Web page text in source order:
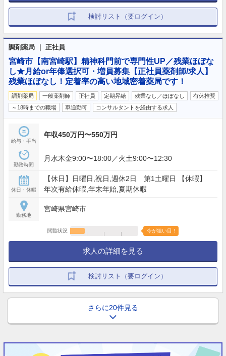
検討リスト（要ログイン）
調剤薬局 ｜ 正社員
宮崎市【南宮崎駅】精神科門前で専門性UP／残業ほぼな
し★月給or年俸選択可・増員募集【正社員薬剤師/求人】
残業ほぼなし！定着率の高い地域密着薬局です！
調剤薬局 一般薬剤師 正社員 定期昇給 残業なし／ほぼなし
有休推奨
～18時までの職場
車通勤可 コンサルタントを経由する求人
給与・手当
年収450万円〜550万円
勤務時間
月水木金9:00〜18:00／火土9:00〜12:30
休日・休暇
【休日】日曜日,祝日,週休2日 第1土曜日 【休暇】
年次有給休暇,年末年始,夏期休暇
勤務地
宮崎県宮崎市
閲覧状況 今が狙い目！
求人の詳細を見る
検討リスト（要ログイン）
さらに20件見る